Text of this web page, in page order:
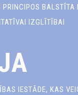
PRINCIPOS
IZGLĪTĪBAI
IESTĀDE, KAS